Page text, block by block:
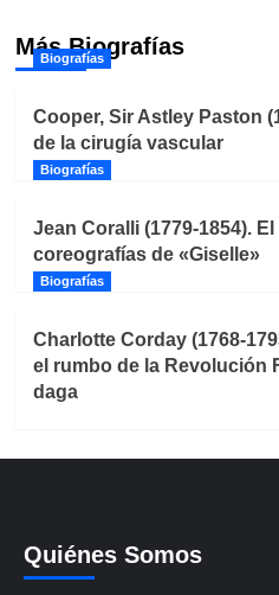
Más Biografías
Biografías
Cooper, Sir Astley Paston
de la cirugía vascular
Biografías
Jean Coralli (1779-1854).
coreografías de «Giselle»
Biografías
Charlotte Corday (1768-
el rumbo de la Revolución
daga
Quiénes Somos